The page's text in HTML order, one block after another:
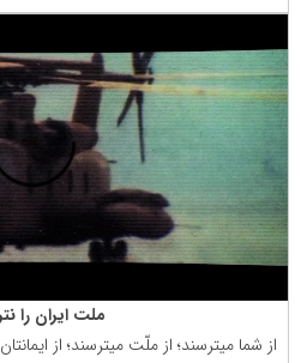
ملت ایران را
از شما میترسند؛ از ملّت میترسند؛ از